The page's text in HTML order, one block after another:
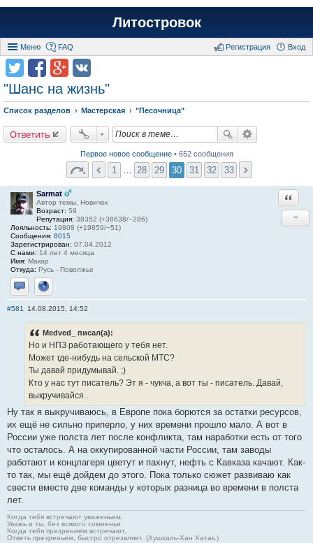
Литостровок
Меню FAQ Вход
Регистрация
"Шанс на жизнь"
Список разделов Мастерская "Песочница"
Ответить
Первое новое сообщение• 652 сообщения
1 28 29 30 31 32 33
Sarmat
Автор темы, Новичок
Возраст: 59
Репутация: 38352 (+38638/−286)
Лояльность: 19808 (+19859/−51)
Сообщения: 8015
Зарегистрирован: 07.04.2012
С нами: 14 лет 4 месяца
Имя: Макар
Откуда: Русь - Поволжье
Отправить личное сообщение
Сайт
−
#581 14.08.2015, 14:52
Medved_ писал(а):
Но и НПЗ работающего у тебя нет.
Может где-нибудь на сельской МТС?
Ты давай придумывай. ;)
Кто у нас тут писатель? Эт я - чукча, а вот ты - писатель. Давай,
выкручивайся..
Ну так я выкручиваюсь, в Европе пока борются за остатки ресурсов,
их ещё не сильно приперло, у них времени прошло мало. А вот в
России уже полста лет после конфликта, там наработки есть от того
что осталось. А на оккупированной части России, там заводы
работают и концлагеря цветут и пахнут, нефть с Кавказа качают. Как-
то так, мы ещё дойдем до этого. Пока только сюжет развиваю как
свести вместе две команды у которых разница во времени в полста
лет.
Когда тебя встречают уваженьем,
Уважь и ты, без всякого сомненья.
Когда тебя презрением встречают,
Ответь презреньем, быстро отрезвляет. (Хушхаль-Хан Хатак.)